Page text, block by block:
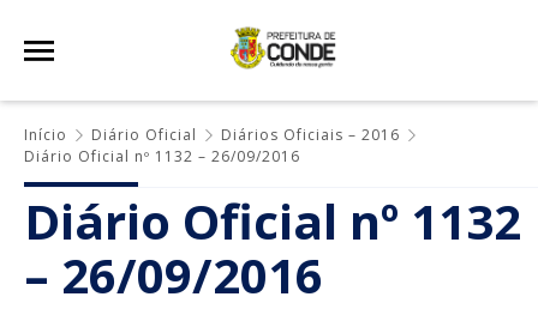
Início Diário Oficial
Diários Oficiais – 2016
Diário Oficial nº 1132 – 26/09/2016
Diário Oficial nº 1132
– 26/09/2016